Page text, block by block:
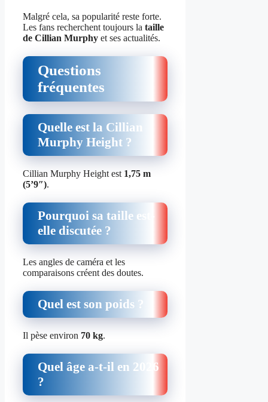
Malgré cela, sa popularité reste forte.
Les fans recherchent toujours la taille
de Cillian Murphy et ses actualités.
Questions
fréquentes
Quelle est la Cillian
Murphy Height ?
Cillian Murphy Height est 1,75 m
(5’9″).
Pourquoi sa taille est-
elle discutée ?
Les angles de caméra et les
comparaisons créent des doutes.
Quel est son poids ?
Il pèse environ 70 kg.
Quel âge a-t-il en 2026
?